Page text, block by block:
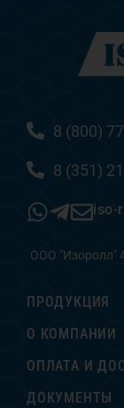
8 (800)
8 (351)
iso-
ООО "Изоролл"
ПРОДУКЦИЯ
О КОМПАНИИ
ОПЛАТА И
ДОКУМЕНТЫ